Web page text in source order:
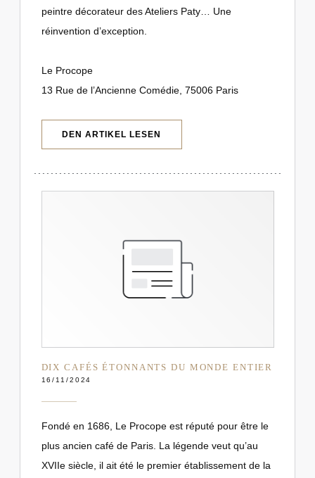
peintre décorateur des Ateliers Paty… Une
réinvention d’exception.
Le Procope
13 Rue de l’Ancienne Comédie, 75006 Paris
DEN ARTIKEL LESEN
DIX CAFÉS ÉTONNANTS DU MONDE ENTIER
16/11/2024
Fondé en 1686, Le Procope est réputé pour être le
plus ancien café de Paris. La légende veut qu’au
XVIIe siècle, il ait été le premier établissement de la